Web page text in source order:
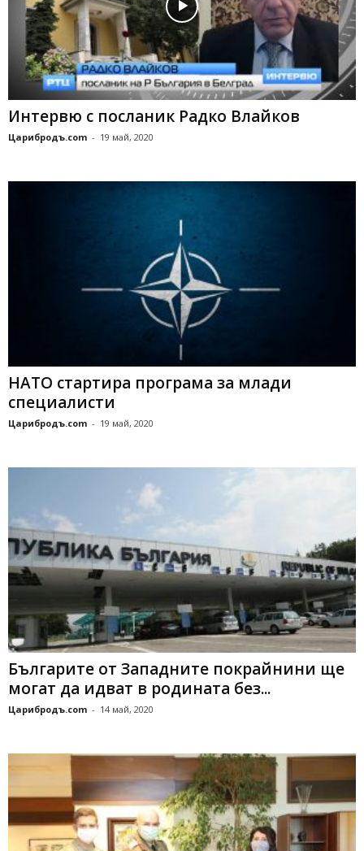
Интервю с посланик Радко Влайков
Царибродъ.com - 19 май, 2020
НАТО стартира програма за млади
специалисти
Царибродъ.com - 19 май, 2020
Българите от Западните покрайнини ще
могат да идват в родината без...
Царибродъ.com - 14 май, 2020